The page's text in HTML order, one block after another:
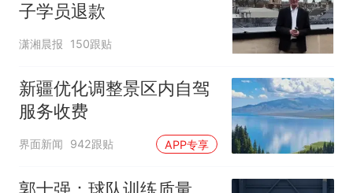
子学员退款
潇湘晨报 150跟贴
新疆优化调整景区内自驾
服务收费
界面新闻 942跟贴 APP专享
郭士强：球队训练质量